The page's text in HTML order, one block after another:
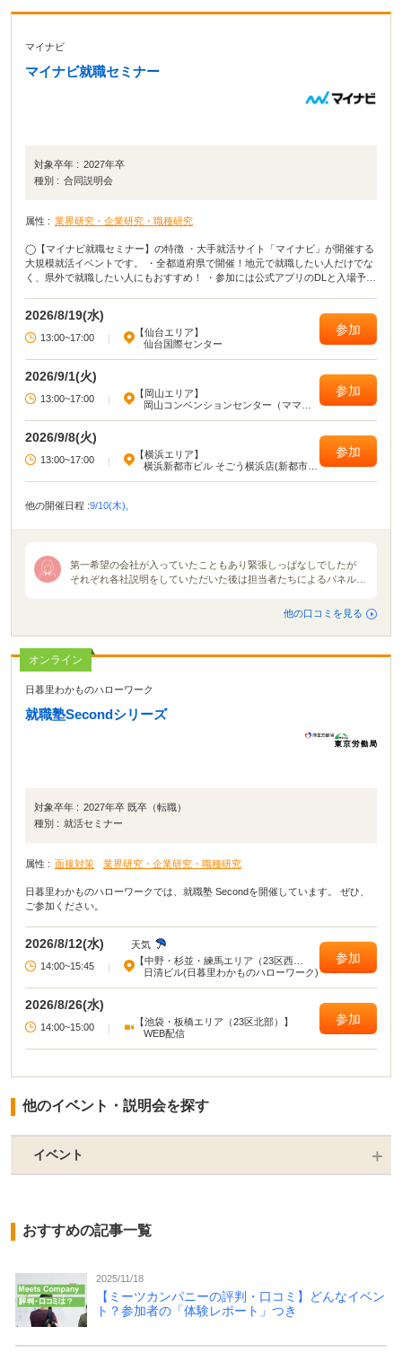
マイナビ
マイナビ就職セミナー
対象卒年 : 2027年卒
種別 : 合同説明会
属性 : 業界研究・企業研究・職種研究
◯【マイナビ就職セミナー】の特徴 ・大手就活サイト「マイナビ」が開催する
大規模就活イベントです。 ・全都道府県で開催！地元で就職したい人だけでな
く、県外で就職したい人にもおすすめ！ ・参加には公式アプリのDLと入場予約
われる貴重な就活イベント！ 「田舎に住んでいてなかなか就活イベントに参加
できない」「地元の企業が集まるイベントに参加したい」という方は、ぜひマ
イナビ就職セミナーに参加してください！ イベントによっては、入場予約特典
イベントなので、参加して損はないでしょう！
2026/8/19(水)
13:00~17:00 |
【仙台エリア】
仙台国際センター
参加
2026/9/1(火)
13:00~17:00 |
【岡山エリア】
岡山コンベンションセンター（ママカ
参加
2026/9/8(火)
13:00~17:00 |
【横浜エリア】
横浜新都市ビル そごう横浜店(新都市ホ
参加
他の開催日程 :9/10(木),
第一希望の会社が入っていたこともあり緊張しっぱなしでしたが
それぞれ各社説明をしていただいた後は担当者たちによるパネルデ
通の説明会でしたらもっとたっぷり時間をかけて説明をしてくれる
のですが、今回は会社の魅力などを伝えてもらものなので参加した
私たちは「え？もう終わり？」と思いました。ですがパネルディス
カッションを通して各者人事の本音を知り、そしてそこから見えて
くる各社の色や使命、魅力を感じられました。 合同説明会の雰囲
が解禁される月初に行う合同説明会が1番活気で溢れていたと思い
ます。規模も大きかったですまた名前が知られている大手企業の説
明会ブースには就活生が集中しがちだと思いました。
他の口コミを見る
オンライン
日暮里わかものハローワーク
就職塾Secondシリーズ
対象卒年 : 2027年卒 既卒（転職）
種別 : 就活セミナー
属性 : 面接対策 業界研究・企業研究・職種研究
日暮里わかものハローワークでは、就職塾 Secondを開催しています。 ぜひ、
ご参加ください。
2026/8/12(水)
天気
14:00~15:45
|
【中野・杉並・練馬エリア（23区西
部）】
日清ビル(日暮里わかものハローワーク)
参加
2026/8/26(水)
14:00~15:00 |
【池袋・板橋エリア（23区北部）】
WEB配信
参加
他のイベント・説明会を探す
イベント
おすすめの記事一覧
2025/11/18
【ミーツカンパニーの評判・口コミ】どんなイベン
ト？参加者の「体験レポート」つき